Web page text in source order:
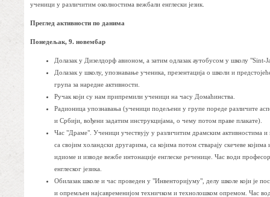
ученици у различитим околностима вежбали енглески језик.
Преглед активности по данима
Понедељак, 9. новембар
Долазак у Дизелдорф авионом, а затим одлазак аутобусом у школу "Sint-
Долазак у школу, упознавање ученика, презентација о школи и
група за наредне активности.
Ручак који су нам припремили ученици на часу Домаћинства.
Радионица упознавања (ученици подељени у групе пореде различите
и Србији, вођени задатим инструкцијама, о чему потом праве плакате).
Час "Драме". Ученици учествују у различитим драмским активностима и
са својим холандски другарима, са којима потом стварају скечеве којима
идиоме и изводе вежбе интонације енглеске реченице. Час води
енглеског језика.
Обилазак школе и час проведен у "Инвенторијуму", делу школе који је
и опремљен најсавременијом техничком и технолошком опремом. Час